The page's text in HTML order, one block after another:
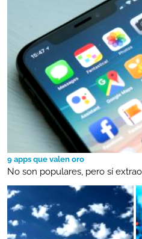
9 apps que valen oro
No son populares, pero sí